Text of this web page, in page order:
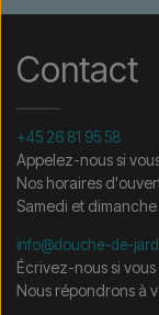
Contact
+45 26 81 95 58
Appelez-nous si
Nos horaires
Samedi et
info@douche-de-
Écrivez-nous si
Nous répondrons à